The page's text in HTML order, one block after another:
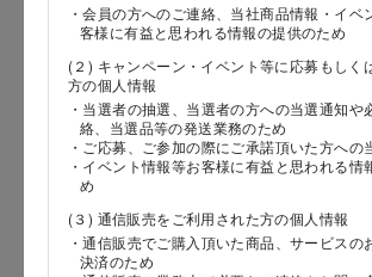
・会員の方へのご連絡、当社商品情報・イベ
客様に有益と思われる情報の提供のため
(２) キャンペーン・イベント等に応募もしく
方の個人情報
・当選者の抽選、当選者の方への当選通知や
絡、当選品等の発送業務のため
・ご応募、ご参加の際にご承諾頂いた方への
・イベント情報等お客様に有益と思われる情
め
(３) 通信販売をご利用された方の個人情報
・通信販売でご購入頂いた商品、サービスの
決済のため
お問い合わせ時氏名（カナ）
［セイ］
［メイ］
（全角で入力してください）
電話番号